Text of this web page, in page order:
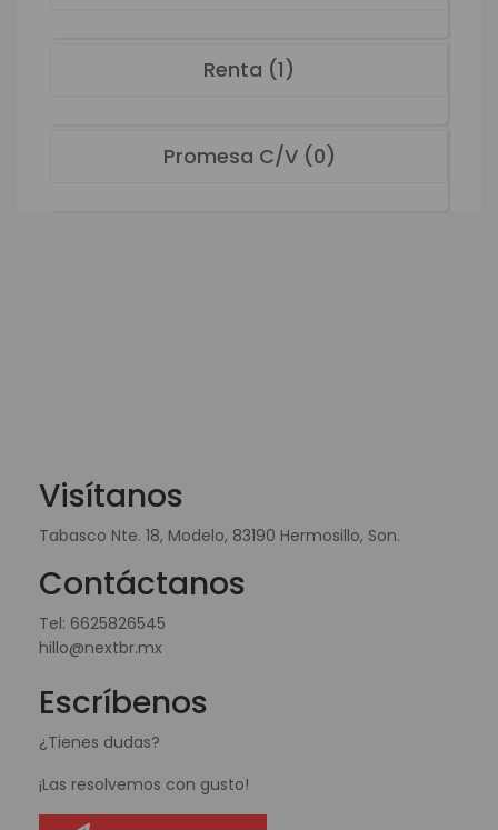
Renta (1)
Promesa C/V (0)
Visítanos
Tabasco Nte. 18, Modelo, 83190 Hermosillo, Son.
Contáctanos
Tel: 6625826545
hillo@nextbr.mx
Escríbenos
¿Tienes dudas?
¡Las resolvemos con gusto!